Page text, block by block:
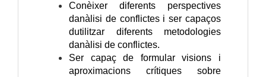
Conèixer diferents perspectives
danàlisi de conflictes i ser capaços
dutilitzar diferents metodologies
danàlisi de conflictes.
Ser capaç de formular visions i
aproximacions crítiques sobre